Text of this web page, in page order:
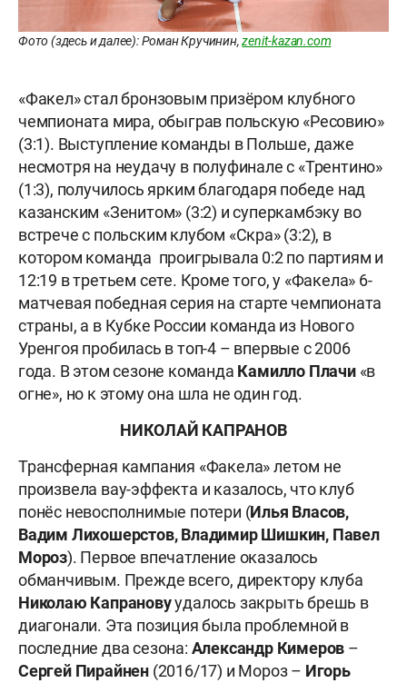
Фото (здесь и далее): Роман Кручинин,zenit-kazan.com
«Факел» стал бронзовым призёром клубного
чемпионата мира, обыграв польскую «Ресовию»
(3:1). Выступление команды в Польше, даже
несмотря на неудачу в полуфинале с «Трентино»
(1:3), получилось ярким благодаря победе над
казанским «Зенитом» (3:2) и суперкамбэку во
встрече с польским клубом «Скра» (3:2), в
котором команда проигрывала 0:2 по партиям и
12:19 в третьем сете. Кроме того, у «Факела» 6-
матчевая победная серия на старте чемпионата
страны, а в Кубке России команда из Нового
Уренгоя пробилась в топ-4 – впервые с 2006
года. В этом сезоне команда Камилло Плачи«в
огне», но к этому она шла не один год.
НИКОЛАЙ КАПРАНОВ
Трансферная кампания «Факела» летом не
произвела вау-эффекта и казалось, что клуб
понёс невосполнимые потери (Илья Власов,
Вадим Лихошерстов, Владимир Шишкин, Павел
Мороз). Первое впечатление оказалось
обманчивым. Прежде всего, директору клуба
Николаю Капрановуудалось закрыть брешь в
диагонали. Эта позиция была проблемной в
последние два сезона: Александр Кимеров –
Сергей Пирайнен (2016/17) и Мороз – Игорь